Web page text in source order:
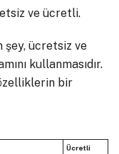
ve ücretli.
şey, ücretsiz ve
kullanmasıdır.
bir
Ücretli